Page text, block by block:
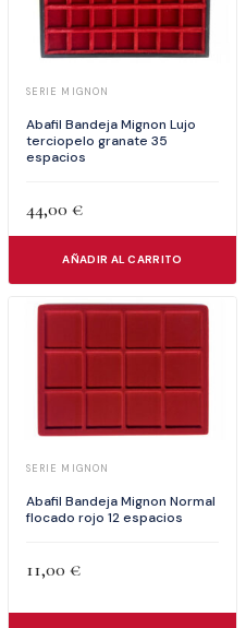
SERIE MIGNON
Abafil Bandeja Mignon Lujo
terciopelo granate 35
espacios
44,00 €
AÑADIR AL CARRITO
SERIE MIGNON
Abafil Bandeja Mignon Normal
flocado rojo 12 espacios
11,00 €